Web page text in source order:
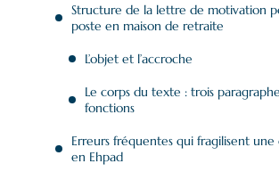
Structure de la lettre de motivation
poste en maison de retraite
L’objet et l’accroche
Le corps du texte : trois
fonctions
Erreurs fréquentes qui fragilisent
en Ehpad